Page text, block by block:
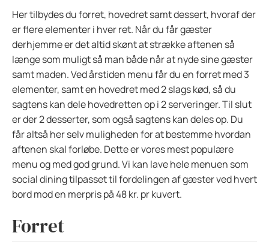
Her tilbydes du forret, hovedret samt dessert, hvoraf der
er flere elementer i hver ret. Når du får gæster
derhjemme er det altid skønt at strække aftenen så
længe som muligt så man både når at nyde sine gæster
samt maden. Ved årstiden menu får du en forret med 3
elementer, samt en hovedret med 2 slags kød, så du
sagtens kan dele hovedretten op i 2 serveringer. Til slut
er der 2 desserter, som også sagtens kan deles op. Du
får altså her selv muligheden for at bestemme hvordan
aftenen skal forløbe. Dette er vores mest populære
menu og med god grund. Vi kan lave hele menuen som
social dining tilpasset til fordelingen af gæster ved hvert
bord mod en merpris på 48 kr. pr kuvert.
Forret